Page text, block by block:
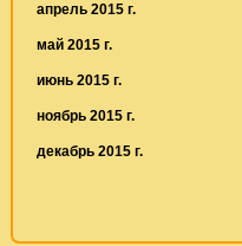
апрель 2015 г.
май 2015 г.
июнь 2015 г.
ноябрь 2015 г.
декабрь 2015 г.